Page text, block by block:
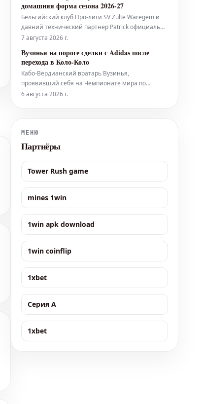
домашняя форма сезона 2026-27
Бельгийский клуб Про-лиги SV Zulte Waregem и
давний технический партнер Patrick официально
представили новую домашнюю форму на сезон
7 августа 2026 г.
Вузинья на пороге сделки с Adidas после
перехода в Коло-Коло
Кабо-Вердианский вратарь Вузинья,
проявивший себя на Чемпионате мира по
футболу 2026 года, перешел в стан чилийских
привлек внимание своим блестящим выступлен
6 августа 2026 г.
МЕНЮ
Партнёры
Tower Rush game
mines 1win
1win apk download
1win coinflip
1xbet
Серия А
1xbet